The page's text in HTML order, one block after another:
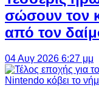
σώσουν τον
από τον
04 Αυγ 2026 6:27 μμ